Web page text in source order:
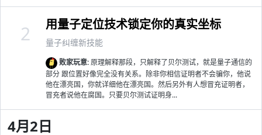
用量子定位技术锁定你的真实坐标
量子纠缠新技能
败家玩意:原理解释那段，只解释了贝尔测试，就是量子通信的
部分 跟位置好像完全没有关系。除非你相信证明者不会骗你，他说
他在漂亮国，你就详细他在漂亮国。然后另外有人想冒充证明者，
冒充者说他在腐国。只要贝尔测试证明身...
2
4月2日